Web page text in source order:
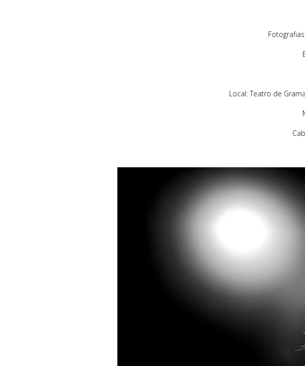
Local: Teatro de